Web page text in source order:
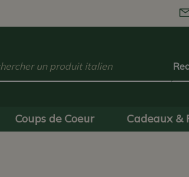
Coups de Coeur Cadeaux &